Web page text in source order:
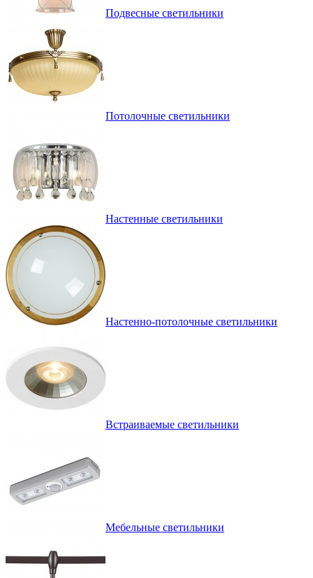
Подвесные светильники
Потолочные светильники
Настенные светильники
Настенно-потолочные светильники
Встраиваемые светильники
Мебельные светильники